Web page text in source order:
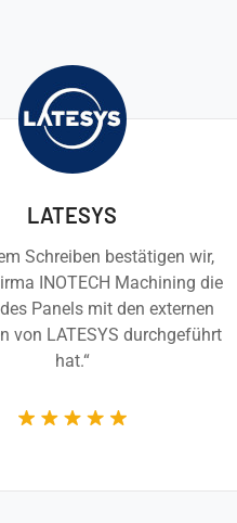
LATESYS
Schreiben bestätigen wir,
INOTECH Machining die
Panels mit den externen
von LATESYS durchgeführt
hat.“